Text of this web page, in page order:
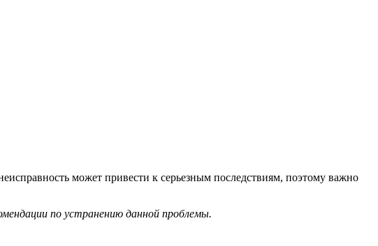
может привести к серьезным последствиям, поэтому важно
по устранению данной проблемы.